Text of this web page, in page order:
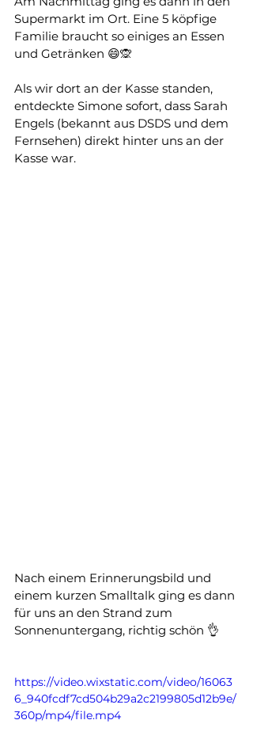
Supermarkt im Ort. Eine 5 köpfige
Familie braucht so einiges an Essen
und Getränken 😄🙊
Als wir dort an der Kasse standen,
entdeckte Simone sofort, dass Sarah
Engels (bekannt aus DSDS und dem
Fernsehen) direkt hinter uns an der
Kasse war.
Nach einem Erinnerungsbild und
einem kurzen Smalltalk ging es dann
für uns an den Strand zum
Sonnenuntergang, richtig schön 👌
https://video.wixstatic.com/video/16063
6_940fcdf7cd504b29a2c2199805d12b9e/
360p/mp4/file.mp4